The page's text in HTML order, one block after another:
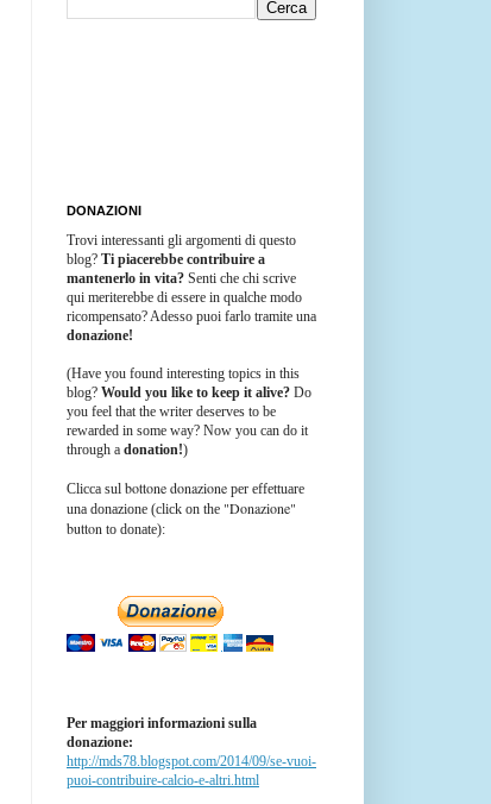
DONAZIONI
Trovi interessanti gli argomenti di questo
blog? Ti piacerebbe contribuire a
mantenerlo in vita? Senti che chi scrive
qui meriterebbe di essere in qualche modo
ricompensato? Adesso puoi farlo tramite una
donazione!
(Have you found interesting topics in this
blog? Would you like to keep it alive? Do
you feel that the writer deserves to be
rewarded in some way? Now you can do it
through a donation!)
Clicca sul bottone donazione per effettuare
una donazione (click on the "Donazione"
button to donate):
Per maggiori informazioni sulla
donazione:
http://mds78.blogspot.com/2014/09/se-vuoi-
puoi-contribuire-calcio-e-altri.html